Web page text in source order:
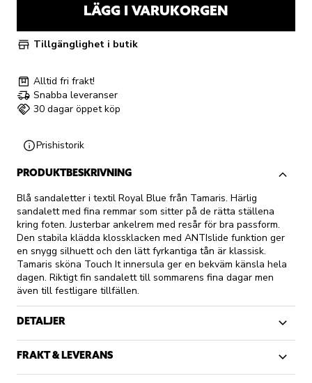
LÄGG I VARUKORGEN
Tillgänglighet i butik
Alltid fri frakt!
Snabba leveranser
30 dagar öppet köp
Prishistorik
PRODUKTBESKRIVNING
Blå sandaletter i textil Royal Blue från Tamaris. Härlig
sandalett med fina remmar som sitter på de rätta ställena
kring foten. Justerbar ankelrem med resår för bra passform.
Den stabila klädda klossklacken med ANTIslide funktion ger
en snygg silhuett och den lätt fyrkantiga tån är klassisk.
Tamaris sköna Touch It innersula ger en bekväm känsla hela
dagen. Riktigt fin sandalett till sommarens fina dagar men
även till festligare tillfällen.
DETALJER
FRAKT & LEVERANS